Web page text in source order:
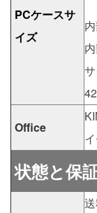
PCケースサ
イズ
Office
状態と保